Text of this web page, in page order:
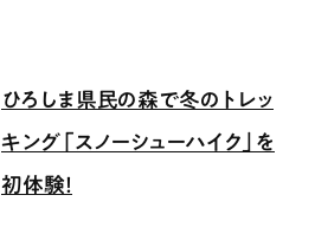
ひろしま県民の森で冬のトレッ
キング「スノーシューハイク」を
初体験！